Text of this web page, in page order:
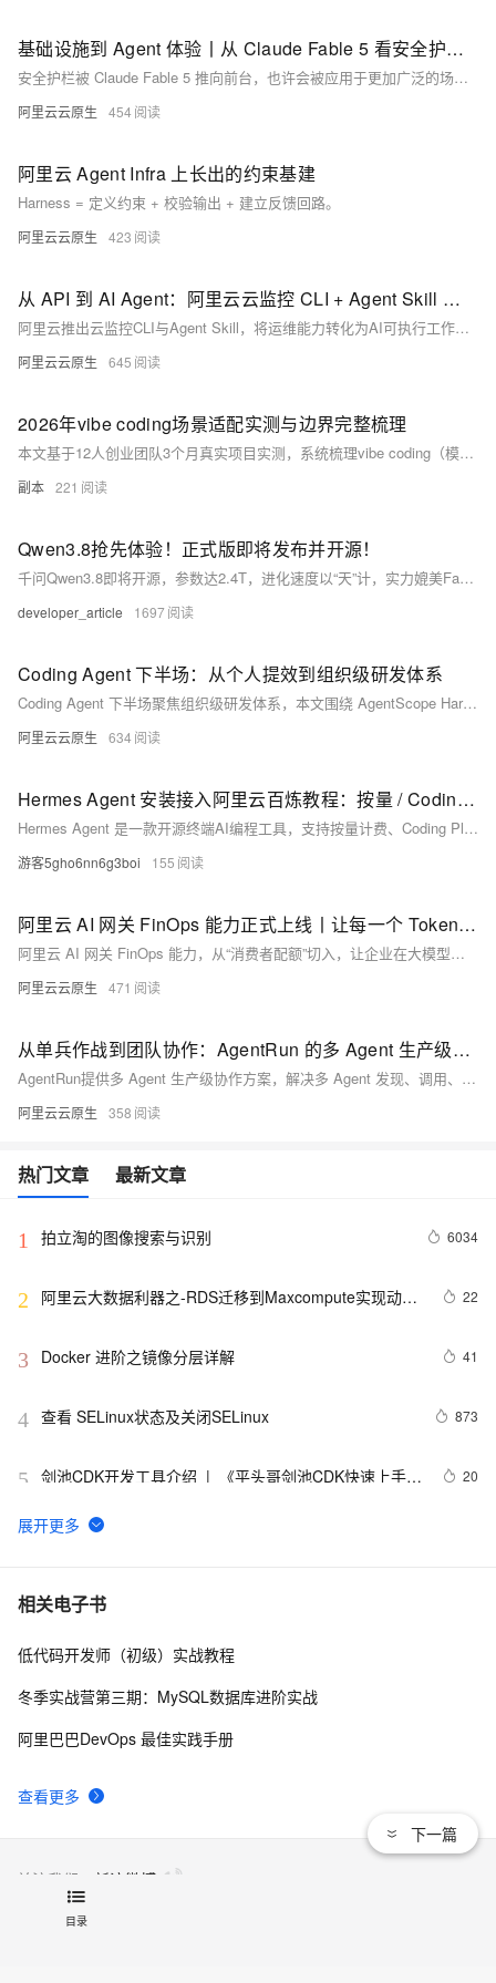
目录
基础设施到 Agent 体验丨从 Claude Fable 5 看安全护栏的演进
安全护栏被 Claude Fable 5 推向前台，也许会被应用于更加广泛的场景。你平时感受不到它，但当它生效的时候，它会告诉你。这将是护栏最好的状态。
阿里云云原生 454
阿里云 Agent Infra 上长出的约束基建
Harness = 定义约束 + 校验输出 + 建立反馈回路。
阿里云云原生 423
从 API 到 AI Agent：阿里云云监控 CLI + Agent Skill 实战
阿里云推出云监控CLI与Agent Skill，将运维能力转化为AI可执行工作流。用户通过自然语言指令，即可由Agent自动完成资源接入、告警管理及数据查询等任务，实现可控、可审计的智能化运维自动化。
阿里云云原生 645
2026年vibe coding场景适配实测与边界完整梳理
本文基于12人创业团队3个月真实项目实测，系统梳理vibe coding（模糊需求驱动开发）在TypeScript-Node.js场景下的适配边界、4类高适配场景及3类禁用场景，横向对比6款AI编程工具表现，并以Express异步调度为例展示完整迭代流程与避坑要点。（239字）
副本 221
Qwen3.8抢先体验！正式版即将发布并开源！
千问Qwen3.8即将开源，参数达2.4T，进化速度以“天”计，实力媲美Fable 5。预览版Qwen3.8-Max已上线阿里Token Plan等平台，限时优惠：日间Credits低至1折，夜间更优，个人/团队版月付仅35元起！
developer_article 1697
Coding Agent 下半场：从个人提效到组织级研发体系
Coding Agent 下半场聚焦组织级研发体系，本文围绕 AgentScope Harness 展开了沙箱隔离、会话恢复等通用架构，为企业提供工程化解决方案参考。
阿里云云原生 634
Hermes Agent 安装接入阿里云百炼教程：按量 / Coding Plan/Token Plan 三种配置方案
Hermes Agent 是一款开源终端AI编程工具，支持按量计费、Coding Plan 或 Token Plan 团队版三种方式接入阿里云百炼大模型，具备自主规划、多工具调用与持续进化能力，开箱即用。阿里云Hermes官方部署教程：https://t.aliyun.com/U/EfvSK0
游客5gho6nn6g3boi 155
阿里云 AI 网关 FinOps 能力正式上线丨让每一个 Token 的消耗都“看得见、管得住”
阿里云 AI 网关 FinOps 能力，从“消费者配额”切入，让企业在大模型调用的每一个环节都做到心中有数。
阿里云云原生 471
从单兵作战到团队协作：AgentRun 的多 Agent 生产级协作方案
AgentRun提供多 Agent 生产级协作方案，解决多 Agent 发现、调用、鉴权、编排与治理难题；通过工作空间实现环境隔离与统一管理，让开发者专注 Agent 能力本身，真正实现“协作如调 API 一般简单”。
阿里云云原生 358
热门文章 最新文章
1 拍立淘的图像搜索与识别 6034
2
阿里云大数据利器之-RDS迁移到Maxcompute实现动态
22
3 Docker 进阶之镜像分层详解 41
4 查看 SELinux状态及关闭SELinux 873
5 剑池CDK开发工具介绍  |  《平头哥剑池CDK快速上手指
20
6 WebAssembly 在 MOSN 中的实践 - 基础框架篇
7 userdel使用说明
8 自己看系统的“系统还原”
相关电子书
查看更多
低代码开发师（初级）实战教程
冬季实战营第三期：MySQL数据库进阶实战
阿里巴巴DevOps 最佳实践手册
下一篇
关注我们： 新浪微博